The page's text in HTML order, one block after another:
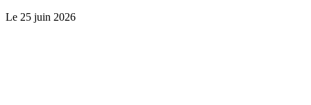
Le 25 juin 2026